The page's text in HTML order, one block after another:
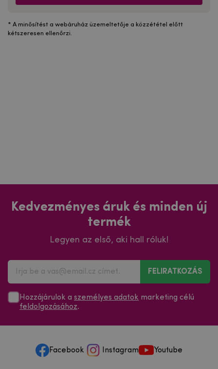
* A minősítést a webáruház üzemeltetője a közzététel előtt
kétszeresen ellenőrzi.
Kedvezményes áruk és minden új
termék
Legyen az első, aki hall róluk!
FELIRATKOZÁS
Hozzájárulok a személyes adatok marketing célú
feldolgozásához.
Facebook Instagram Youtube